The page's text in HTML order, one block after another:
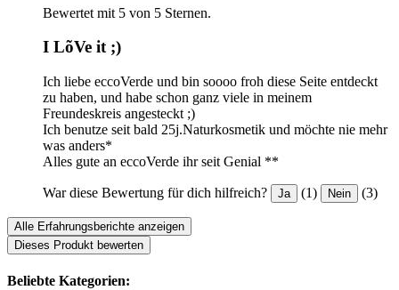
Bewertet mit 5 von 5 Sternen.
I LõVe it ;)
Ich liebe eccoVerde und bin soooo froh diese Seite entdeckt
zu haben, und habe schon ganz viele in meinem
Freundeskreis angesteckt ;)
Ich benutze seit bald 25j.Naturkosmetik und möchte nie mehr
was anders*
Alles gute an eccoVerde ihr seit Genial **
War diese Bewertung für dich hilfreich? Ja (1) Nein (3)
Alle Erfahrungsberichte anzeigen
Dieses Produkt bewerten
Beliebte Kategorien: